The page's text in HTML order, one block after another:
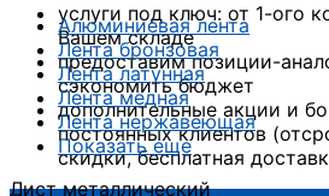
Алюминиевая лента
Лента бронзовая
Лента латунная
Лента медная
Лента нержавеющая
Показать еще
Лист металлический
услуги под ключ: от 1-ого
Вашем складе
предоставим позиции-
сэкономить бюджет
дополнительные акции и
постоянных клиентов
скидки, бесплатная